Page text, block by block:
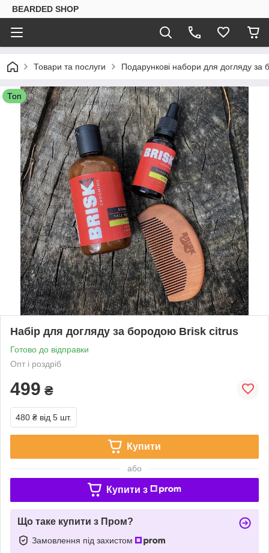
BEARDED SHOP
Товари та послуги Подарункові набори для догляду за
Топ
Набір для догляду за бородою Brisk citrus
Готово до відправки
Опт і роздріб
499 ₴
480 ₴ від 5 шт.
Купити
або
Купити з
Що таке купити з Пром?
Замовлення під захистом